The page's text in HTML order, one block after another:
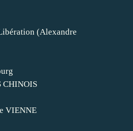
(Alexandre
CHINOIS
VIENNE